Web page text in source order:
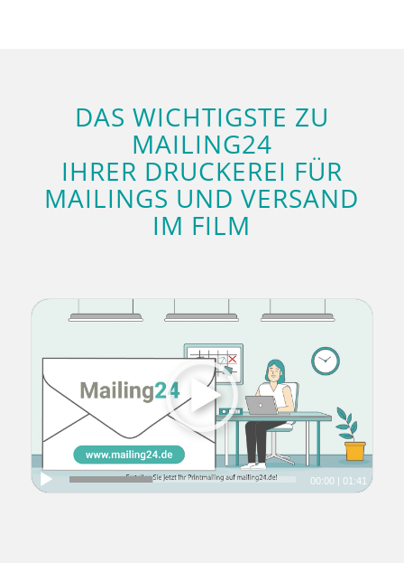
DAS WICHTIGSTE ZU
MAILING24
IHRER DRUCKEREI FÜR
MAILINGS UND VERSAND
IM FILM
00:00 |01:41